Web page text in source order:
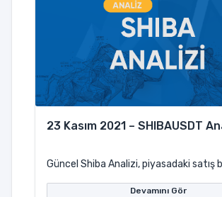
23 Kasım 2021 – SHIBAUSDT
Güncel Shiba Analizi, piyasadaki satış
Devamını Gör